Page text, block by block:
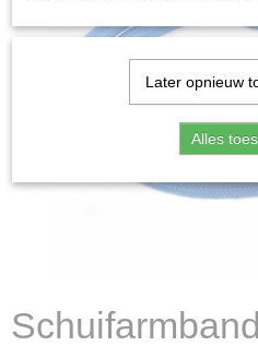
Later opnieuw
Alles